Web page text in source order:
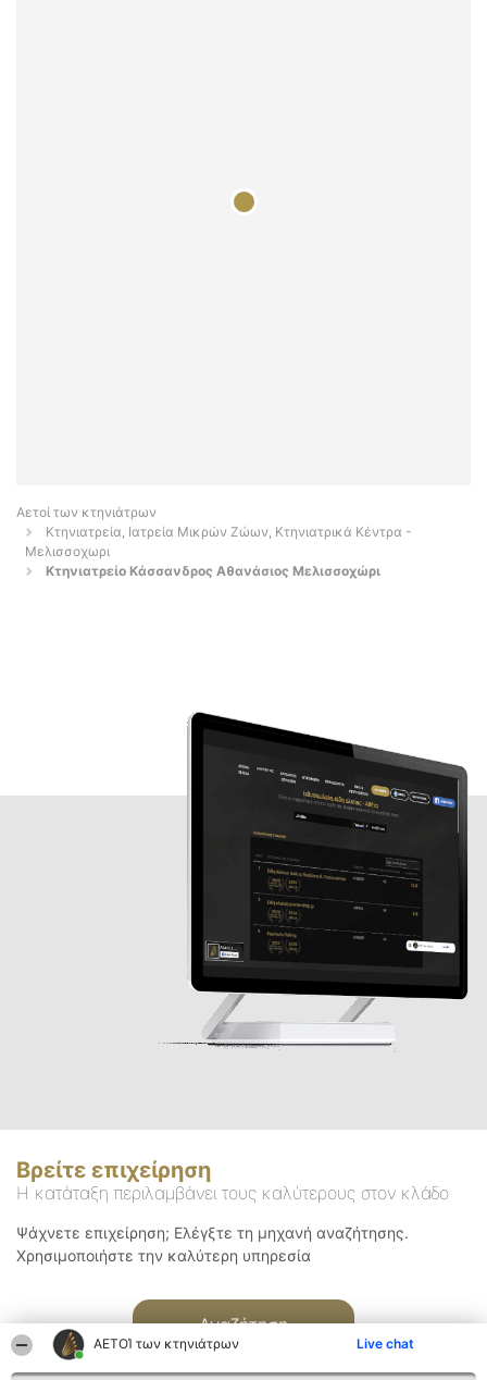
ΑΕΤΟΊ των κτηνιάτρων Live chat
Αετοί των κτηνιάτρων
Κτηνιατρεία, Ιατρεία Μικρών Ζώων, Κτηνιατρικά Κέντρα -
Μελισσοχωρι
Κτηνιατρείο Κάσσανδρος Αθανάσιος Μελισσοχώρι
Βρείτε επιχείρηση
Η κατάταξη περιλαμβάνει τους καλύτερους στον κλάδο
Ψάχνετε επιχείρηση; Ελέγξτε τη μηχανή αναζήτησης.
Χρησιμοποιήστε την καλύτερη υπηρεσία
Αναζήτηση